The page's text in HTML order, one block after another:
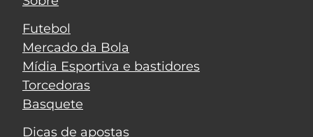
Futebol
Mercado da Bola
Mídia Esportiva e bastidores
Torcedoras
Basquete
Dicas de apostas